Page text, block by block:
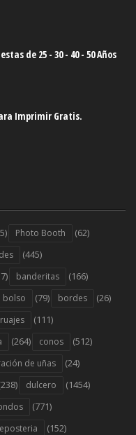
de 25 - 30 - 40 - 50 Años
Imprimir Gratis.
Photo Booth (62)
(445)
banderitas (166)
bolso (79) bordes (26)
(111)
(264) conos (512)
de uñas (24)
dulcero (1454)
(771)
(152)